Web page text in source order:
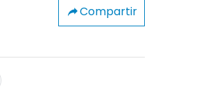
Compartir